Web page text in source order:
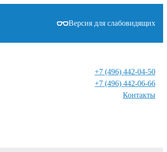
Версия для слабовидящих
+7 (496) 442-04-50
+7 (496) 442-06-66
Контакты⁠